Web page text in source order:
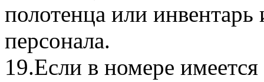
полотенца или
персонала.
19.Если в номере